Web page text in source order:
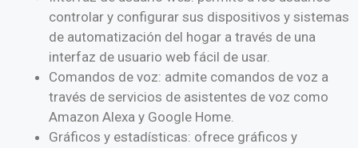
controlar y configurar sus dispositivos y sistemas
de automatización del hogar a través de una
interfaz de usuario web fácil de usar.
Comandos de voz: admite comandos de voz a
través de servicios de asistentes de voz como
Amazon Alexa y Google Home.
Gráficos y estadísticas: ofrece gráficos y